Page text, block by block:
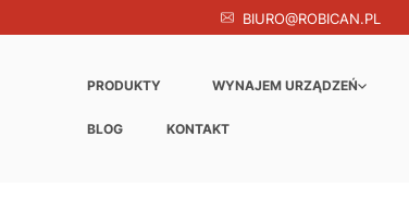
BIURO@ROBICAN.PL
PRODUKTY WYNAJEM URZĄDZEŃ
BLOG KONTAKT